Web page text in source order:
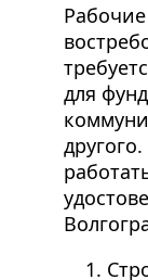
для